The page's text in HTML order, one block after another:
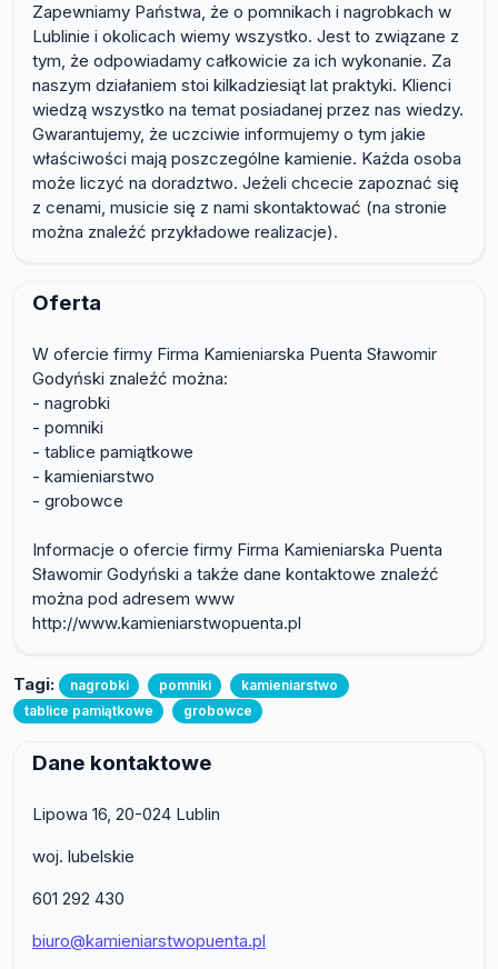
Zapewniamy Państwa, że o pomnikach i nagrobkach w
Lublinie i okolicach wiemy wszystko. Jest to związane z
tym, że odpowiadamy całkowicie za ich wykonanie. Za
naszym działaniem stoi kilkadziesiąt lat praktyki. Klienci
wiedzą wszystko na temat posiadanej przez nas wiedzy.
Gwarantujemy, że uczciwie informujemy o tym jakie
właściwości mają poszczególne kamienie. Każda osoba
może liczyć na doradztwo. Jeżeli chcecie zapoznać się
z cenami, musicie się z nami skontaktować (na stronie
można znaleźć przykładowe realizacje).
Oferta
W ofercie firmy Firma Kamieniarska Puenta Sławomir
Godyński znaleźć można:
- nagrobki
- pomniki
- tablice pamiątkowe
- kamieniarstwo
- grobowce
Informacje o ofercie firmy Firma Kamieniarska Puenta
Sławomir Godyński a także dane kontaktowe znaleźć
można pod adresem www
http://www.kamieniarstwopuenta.pl
Tagi: nagrobki pomniki
kamieniarstwo
tablice pamiątkowe
grobowce
Dane kontaktowe
Lipowa 16, 20-024 Lublin
woj. lubelskie
601 292 430
biuro@kamieniarstwopuenta.pl